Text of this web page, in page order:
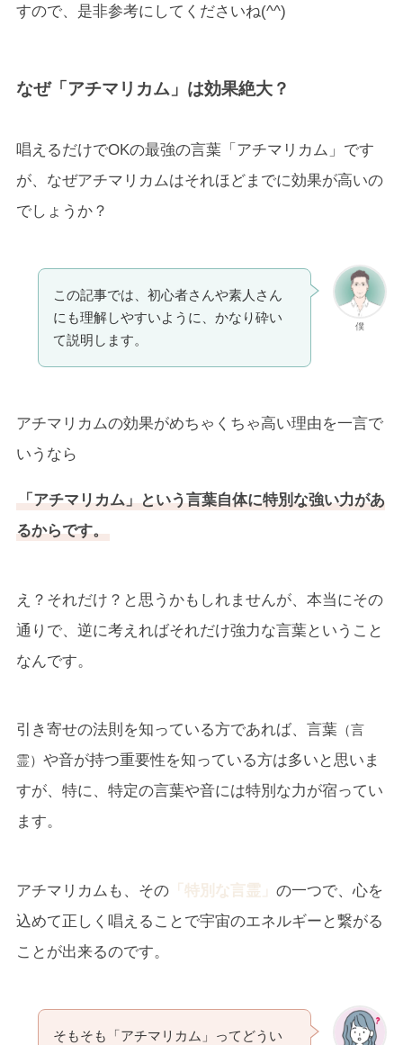
すので、是非参考にしてくださいね(^^)
なぜ「アチマリカム」は効果絶大？
唱えるだけでOKの最強の言葉「アチマリカム」です
が、なぜアチマリカムはそれほどまでに効果が高いの
でしょうか？
僕
この記事では、初心者さんや素人さん
にも理解しやすいように、かなり砕い
て説明します。
アチマリカムの効果がめちゃくちゃ高い理由を一言で
いうなら
「アチマリカム」という言葉自体に特別な強い力があ
るからです。
え？それだけ？と思うかもしれませんが、本当にその
通りで、逆に考えればそれだけ強力な言葉ということ
なんです。
引き寄せの法則を知っている方であれば、言葉 （言
霊） や音が持つ重要性を知っている方は多いと思いま
すが、特に、特定の言葉や音には特別な力が宿ってい
ます。
アチマリカムも、その「特別な言霊」 の一つで、心を
込めて正しく唱えることで宇宙のエネルギーと繋がる
ことが出来るのです。
そもそも「アチマリカム」ってどうい